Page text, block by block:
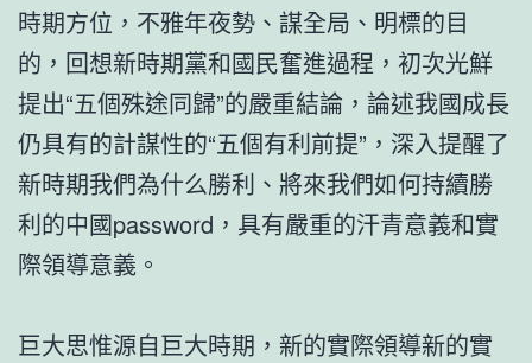
時期方位，不雅年夜勢、謀全局、明標的目
的，回想新時期黨和國民奮進過程，初次光鮮
提出“五個殊途同歸”的嚴重結論，論述我國成長
仍具有的計謀性的“五個有利前提”，深入提醒了
新時期我們為什么勝利、將來我們如何持續勝
利的中國password，具有嚴重的汗青意義和實
際領導意義。
巨大思惟源自巨大時期，新的實際領導新的實